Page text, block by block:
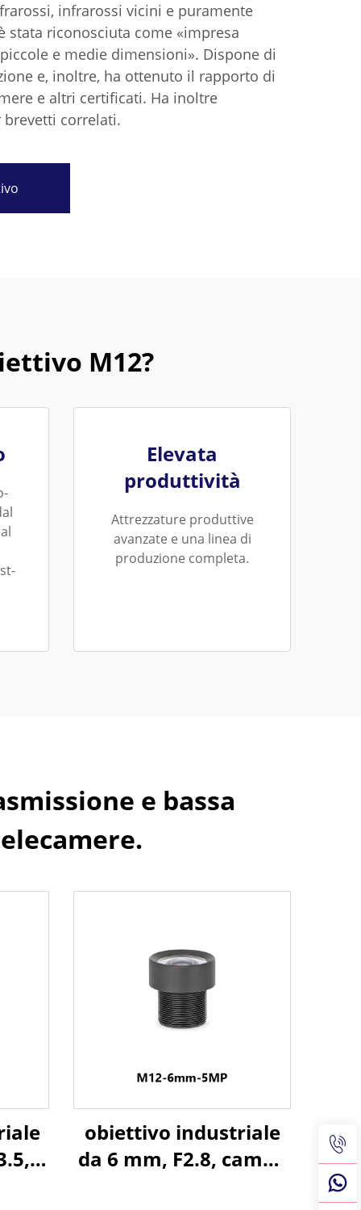
infrarossi vicini e puramente
stata riconosciuta come «impresa
e medie dimensioni». Dispone di
e, inoltre, ha ottenuto il rapporto di
e altri certificati. Ha inoltre
correlati.
M12?
Elevata
produttività
Attrezzature produttive
avanzate e una linea di
produzione completa.
e bassa
obiettivo industriale
da 6 mm, F2.8, campo